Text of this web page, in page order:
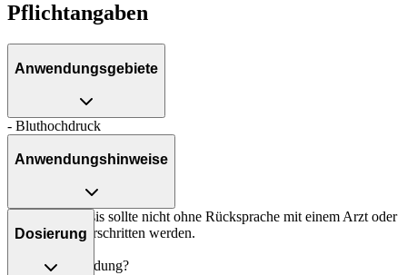
Pflichtangaben
Anwendungsgebiete
- Bluthochdruck
Anwendungshinweise
Die Gesamtdosis sollte nicht ohne Rücksprache mit einem Arzt oder
Apotheker überschritten werden.
Art der Anwendung?
Dosierung